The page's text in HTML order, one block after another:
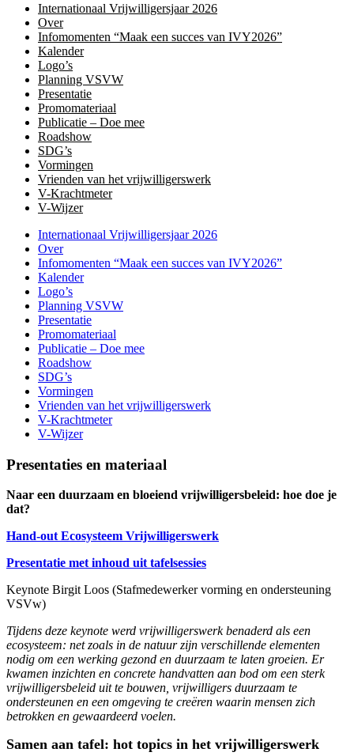
Internationaal Vrijwilligersjaar 2026
Over
Infomomenten “Maak een succes van IVY2026”
Kalender
Logo’s
Planning VSVW
Presentatie
Promomateriaal
Publicatie – Doe mee
Roadshow
SDG’s
Vormingen
Vrienden van het vrijwilligerswerk
V-Krachtmeter
V-Wijzer
Internationaal Vrijwilligersjaar 2026
Over
Infomomenten “Maak een succes van IVY2026”
Kalender
Logo’s
Planning VSVW
Presentatie
Promomateriaal
Publicatie – Doe mee
Roadshow
SDG’s
Vormingen
Vrienden van het vrijwilligerswerk
V-Krachtmeter
V-Wijzer
Presentaties en materiaal
Naar een duurzaam en bloeiend vrijwilligersbeleid: hoe doe je
dat?
Hand-out Ecosysteem Vrijwilligerswerk
Presentatie met inhoud uit tafelsessies
Keynote Birgit Loos (Stafmedewerker vorming en ondersteuning
VSVw)
Tijdens deze keynote werd vrijwilligerswerk benaderd als een
ecosysteem: net zoals in de natuur zijn verschillende elementen
nodig om een werking gezond en duurzaam te laten groeien. Er
kwamen inzichten en concrete handvatten aan bod om een sterk
vrijwilligersbeleid uit te bouwen, vrijwilligers duurzaam te
ondersteunen en een omgeving te creëren waarin mensen zich
betrokken en gewaardeerd voelen.
Samen aan tafel: hot topics in het vrijwilligerswerk